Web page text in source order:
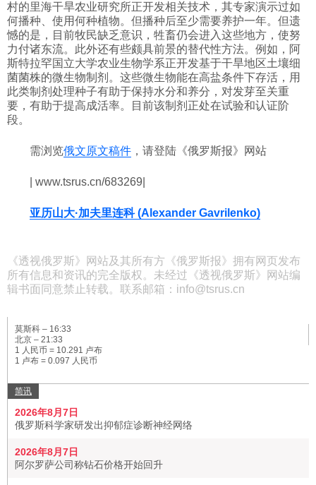
村的里海干旱农业研究所正开发相关技术，其专家演示过如
何播种、使用何种植物。但播种后至少需要养护一年。但遗
憾的是，目前牧民缺乏意识，牲畜仍会进入这些地方，使努
力付诸东流。此外还有些颇具前景的替代性方法。例如，阿
斯特拉罕国立大学农业生物学系正开发基于干旱地区土壤细
菌菌株的微生物制剂。这些微生物能在高盐条件下存活，用
此类制剂处理种子有助于保持水分和养分，对发芽至关重
要，有助于提高成活率。目前该制剂正处在试验和认证阶
段。
需浏览俄文原文稿件 ，请登陆《俄罗斯报》网站
| www.tsrus.cn/683269|
亚历山大·加夫里连科 (Alexander Gavrilenko)
《透视俄罗斯》网站及其所有方《俄罗斯报》拥有网页发布
所有信息和资讯的完全版权。未经过《透视俄罗斯》网站编
辑书面同意禁止转载。联系邮箱：info@tsrus.cn
莫斯科 – 16:33
北京 – 21:33
1 人民币 = 10.291 卢布
1 卢布 = 0.097 人民币
简讯
2026年8月7日
俄罗斯科学家研发出抑郁症诊断神经网络
2026年8月7日
阿尔罗萨公司称钻石价格开始回升